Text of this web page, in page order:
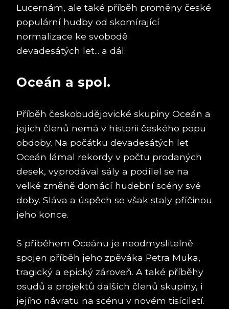
Lucernám, ale také příběh proměny české
populární hudby od skomírající
normalizace ke svobodě
devadesátých let... a dál.
Oceán a spol.
Příběh českobudějovické skupiny Oceán a
jejích členů nemá v historii českého popu
obdoby. Na počátku devadesátých let
Oceán lámal rekordy v počtu prodaných
desek, vyprodával sály a podílel se na
velké změně domácí hudební scény své
doby. Sláva a úspěch se však staly příčinou
jeho konce.
S příběhem Oceánu je neodmyslitelně
spojen příběh jeho zpěváka Petra Muka,
tragický a epický zároveň. A také příběhy
osudů a projektů dalších členů skupiny, i
jejího návratu na scénu v novém tisíciletí.